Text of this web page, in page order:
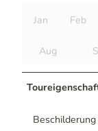
Jan Feb
Aug
Beschilderung